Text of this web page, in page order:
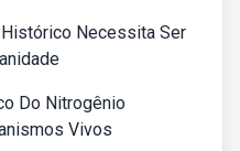
Necessita Ser
Do Nitrogênio
Vivos